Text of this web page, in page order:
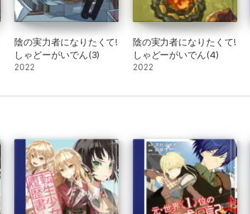
陰の実力者になりたくて!
しゃどーがいでん(3)
2022
陰の実力者になりたくて!
しゃどーがいでん(4)
2022